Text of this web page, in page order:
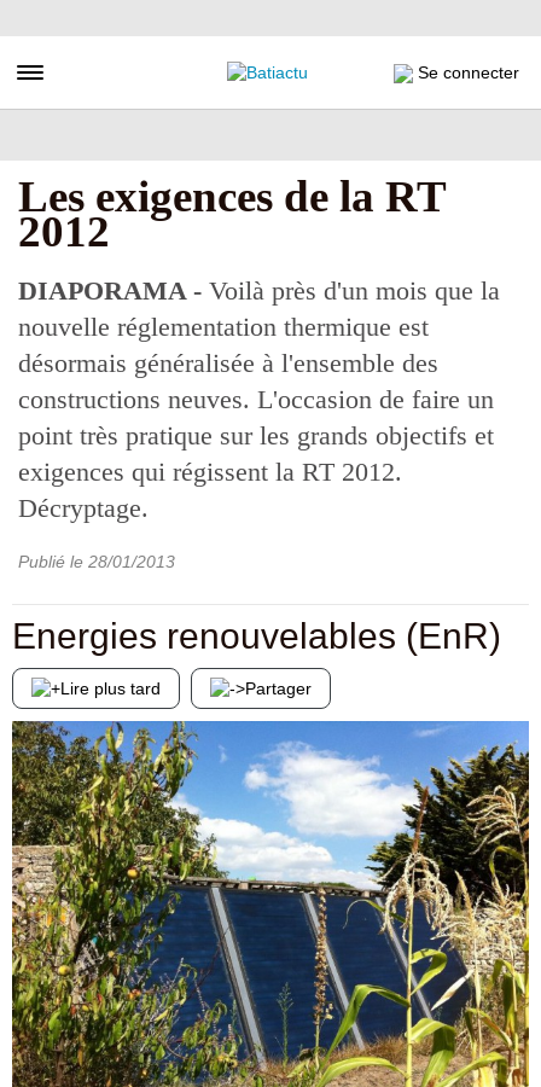
au
principal
Toggle navigation Se connecter
Les exigences de la RT
2012
DIAPORAMA - Voilà près d'un mois que la
nouvelle réglementation thermique est
désormais généralisée à l'ensemble des
constructions neuves. L'occasion de faire un
point très pratique sur les grands objectifs et
exigences qui régissent la RT 2012.
Décryptage.
Publié le 28/01/2013
Energies renouvelables (EnR)
Lire plus tard Partager